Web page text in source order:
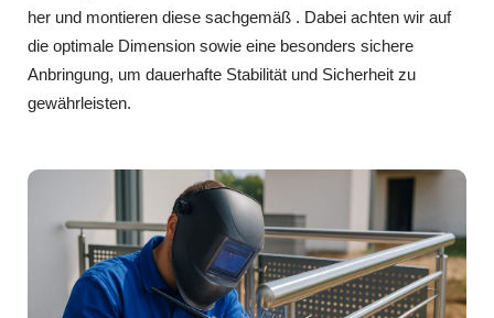
her und montieren diese sachgemäß . Dabei achten wir auf
die optimale Dimension sowie eine besonders sichere
Anbringung, um dauerhafte Stabilität und Sicherheit zu
gewährleisten.